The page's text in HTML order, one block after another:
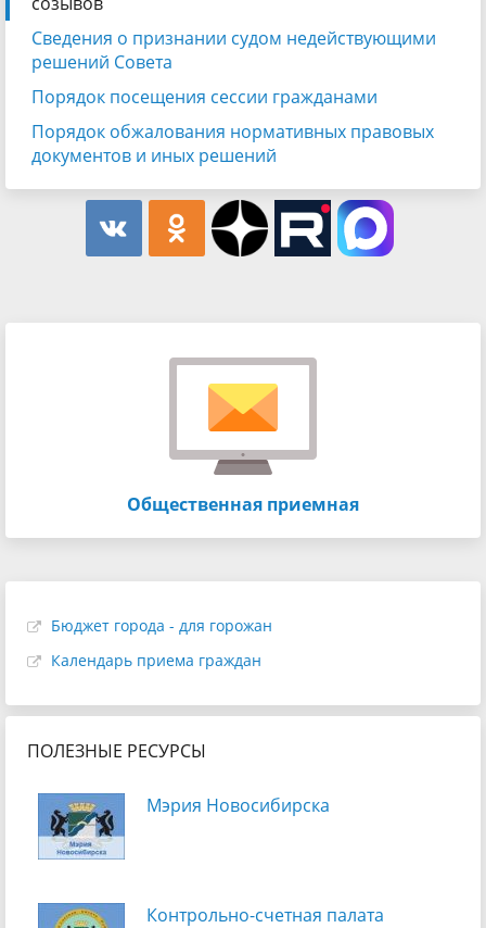
Сведения о признании судом недействующими
решений Совета
Порядок посещения сессии гражданами
Порядок обжалования нормативных правовых
документов и иных решений
Общественная приемная
Бюджет города - для горожан
Календарь приема граждан
ПОЛЕЗНЫЕ РЕСУРСЫ
Мэрия Новосибирска
Контрольно-счетная палата